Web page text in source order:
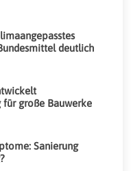
deutlich
große Bauwerke
Sanierung